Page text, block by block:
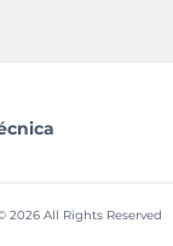
All Rights Reserved